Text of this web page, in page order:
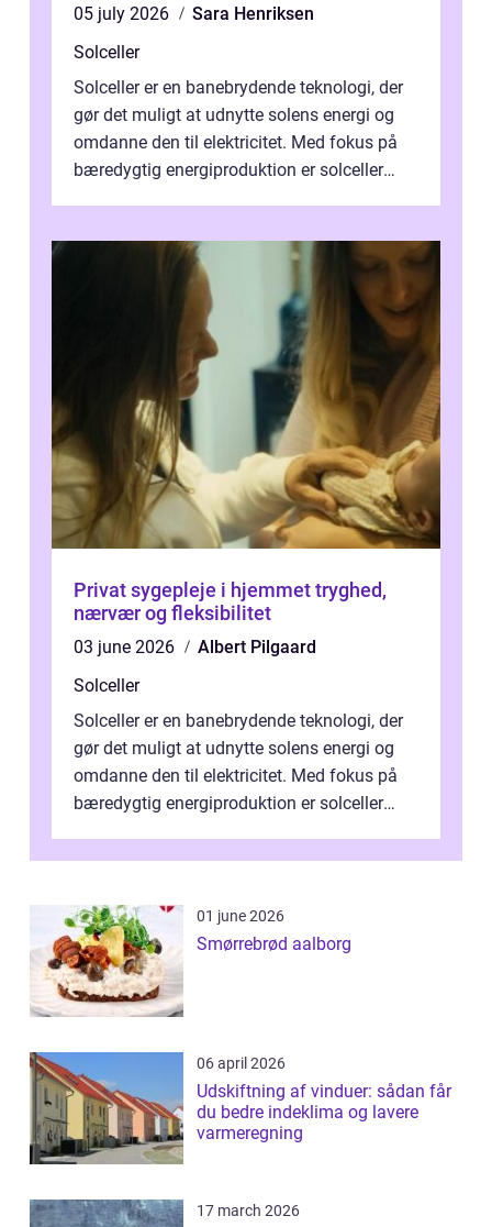
05 july 2026
Sara Henriksen
Solceller
Solceller er en banebrydende teknologi, der
gør det muligt at udnytte solens energi og
omdanne den til elektricitet. Med fokus på
bæredygtig energiproduktion er solceller
Privat sygepleje i hjemmet tryghed,
nærvær og fleksibilitet
03 june 2026
Albert Pilgaard
Solceller
Solceller er en banebrydende teknologi, der
gør det muligt at udnytte solens energi og
omdanne den til elektricitet. Med fokus på
bæredygtig energiproduktion er solceller
01 june 2026
Smørrebrød aalborg
06 april 2026
Udskiftning af vinduer: sådan får
du bedre indeklima og lavere
varmeregning
17 march 2026